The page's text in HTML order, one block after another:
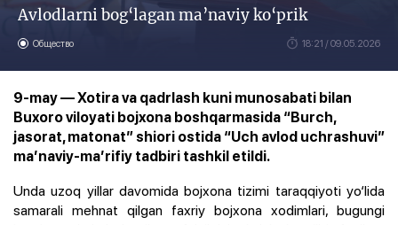
Avlodlarni bog‘lagan ma’naviy ko‘prik
Общество 18:21 / 09.05.2026
9-may — Xotira va qadrlash kuni munosabati bilan
Buxoro viloyati bojxona boshqarmasida “Burch,
jasorat, matonat” shiori ostida “Uch avlod uchrashuvi”
ma’naviy-ma’rifiy tadbiri tashkil etildi.
Unda uzoq yillar davomida bojxona tizimi taraqqiyoti yo‘lida
samarali mehnat qilgan faxriy bojxona xodimlari, bugungi